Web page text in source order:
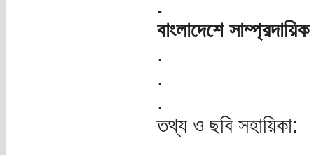
.
বাংলাদেশে
.
.
.
তথ্য ও ছবি সহায়িকা: